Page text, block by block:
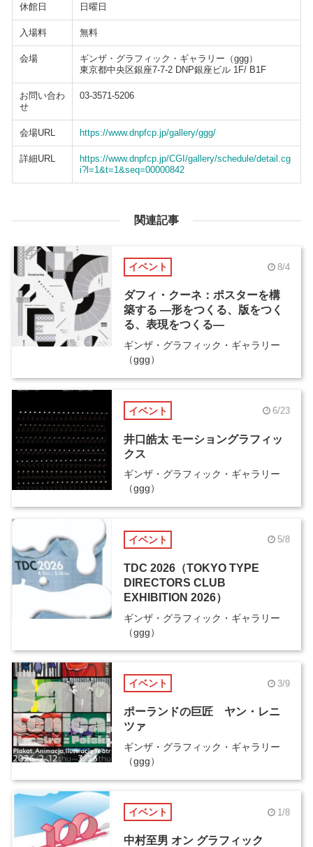
休館日 日曜日
入場料 無料
会場
ギンザ・グラフィック・ギャラリー（ggg）
東京都中央区銀座7-7-2 DNP銀座ビル 1F/ B1F
お問い合わ
せ
03-3571-5206
会場URL https://www.dnpfcp.jp/gallery/ggg/
詳細URL
https://www.dnpfcp.jp/CGI/gallery/schedule/detail.cg
i?l=1&t=1&seq=00000842
関連記事
イベント 8/4
ダフィ・クーネ：ポスターを構
築する ―形をつくる、版をつく
る、表現をつくる―
ギンザ・グラフィック・ギャラリー
（ggg）
イベント 6/23
井口皓太 モーショングラフィッ
クス
ギンザ・グラフィック・ギャラリー
（ggg）
イベント 5/8
TDC 2026（TOKYO TYPE
DIRECTORS CLUB
EXHIBITION 2026）
ギンザ・グラフィック・ギャラリー
（ggg）
イベント 3/9
ポーランドの巨匠 ヤン・レニ
ツァ
ギンザ・グラフィック・ギャラリー
（ggg）
イベント 1/8
中村至男 オン グラフィック